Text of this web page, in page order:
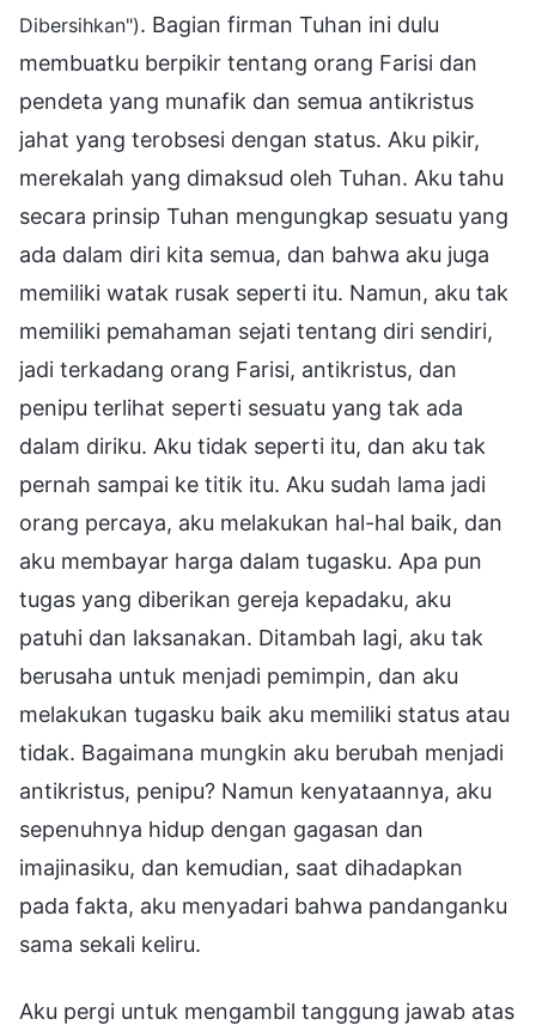
Dibersihkan"). Bagian firman Tuhan ini dulu
membuatku berpikir tentang orang Farisi dan
pendeta yang munafik dan semua antikristus
jahat yang terobsesi dengan status. Aku pikir,
merekalah yang dimaksud oleh Tuhan. Aku tahu
secara prinsip Tuhan mengungkap sesuatu yang
ada dalam diri kita semua, dan bahwa aku juga
memiliki watak rusak seperti itu. Namun, aku tak
memiliki pemahaman sejati tentang diri sendiri,
jadi terkadang orang Farisi, antikristus, dan
penipu terlihat seperti sesuatu yang tak ada
dalam diriku. Aku tidak seperti itu, dan aku tak
pernah sampai ke titik itu. Aku sudah lama jadi
orang percaya, aku melakukan hal-hal baik, dan
aku membayar harga dalam tugasku. Apa pun
tugas yang diberikan gereja kepadaku, aku
patuhi dan laksanakan. Ditambah lagi, aku tak
berusaha untuk menjadi pemimpin, dan aku
melakukan tugasku baik aku memiliki status atau
tidak. Bagaimana mungkin aku berubah menjadi
antikristus, penipu? Namun kenyataannya, aku
sepenuhnya hidup dengan gagasan dan
imajinasiku, dan kemudian, saat dihadapkan
pada fakta, aku menyadari bahwa pandanganku
sama sekali keliru.
Aku pergi untuk mengambil tanggung jawab atas